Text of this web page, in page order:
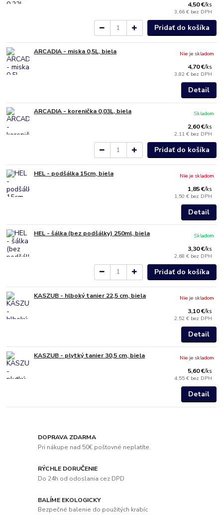
4,50 €/ks
3,66 € bez DPH
Pridať do košíka
ARCADIA - miska 0,5L, biela
4,70 €/ks
3,82 € bez DPH
Nie je skladom
Detail
ARCADIA - korenička 0,03L, biela
2,60 €/ks
2,11 € bez DPH
Skladom
Pridať do košíka
HEL - podšálka 15cm, biela
1,85 €/ks
1,50 € bez DPH
Nie je skladom
Detail
HEL - šálka (bez podšálky) 250ml, biela
3,30 €/ks
2,68 € bez DPH
Skladom
Pridať do košíka
KASZUB - hlboký tanier 22,5 cm, biela
3,10 €/ks
2,52 € bez DPH
Nie je skladom
Detail
KASZUB - plytký tanier 30,5 cm, biela
5,60 €/ks
4,55 € bez DPH
Nie je skladom
Detail
DOPRAVA ZDARMA
Pri nákupe nad 50€ poštovné neplatíte.
RÝCHLE DORUČENIE
Do 24h od odoslania cez DPD
BALÍME EKOLOGICKY
Bezpečné balenie do použitých krabíc